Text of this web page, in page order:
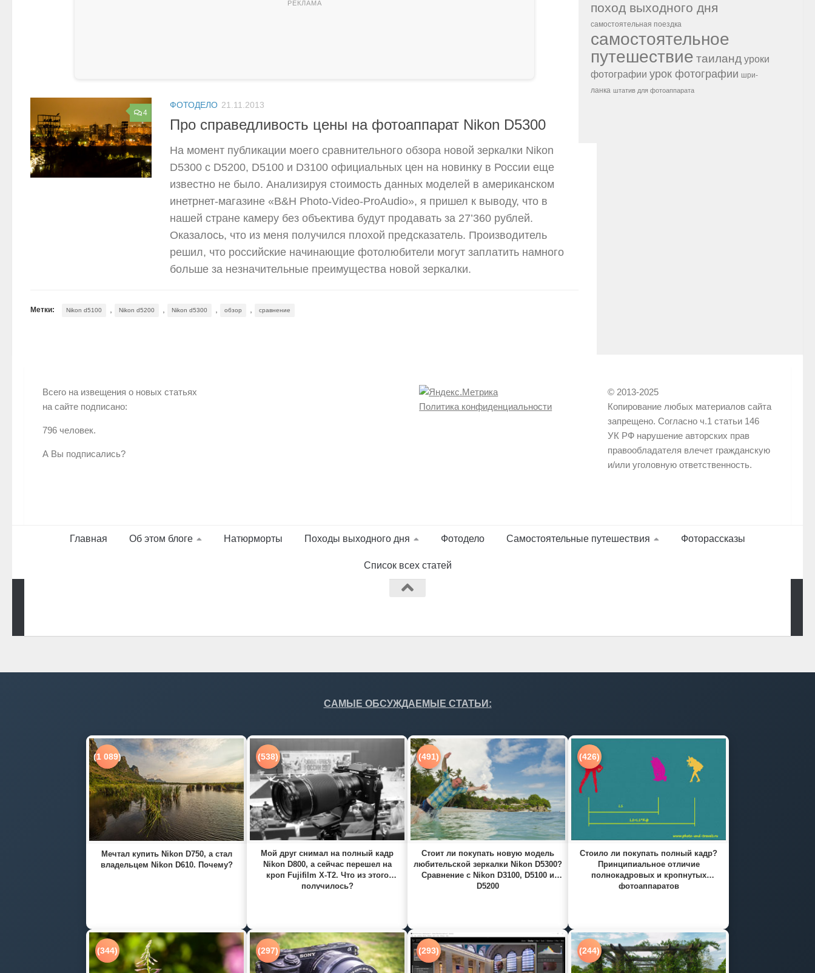
4
ФОТОДЕЛО 21.11.2013
Про справедливость цены на фотоаппарат Nikon D5300
На момент публикации моего сравнительного обзора новой зеркалки Nikon
D5300 c D5200, D5100 и D3100 официальных цен на новинку в России еще
известно не было. Анализируя стоимость данных моделей в американском
инетрнет-магазине «B&H Photo-Video-ProAudio», я пришел к выводу, что в
нашей стране камеру без объектива будут продавать за 27’360 рублей.
Оказалось, что из меня получился плохой предсказатель. Производитель
решил, что российские начинающие фотолюбители могут заплатить намного
больше за незначительные преимущества новой зеркалки.
Метки: Nikon d5100 , Nikon d5200 , Nikon d5300 , обзор , сравнение
поход выходного дня
самостоятельная поездка
самостоятельное
путешествие таиланд уроки
фотографии урок фотографии шри-
ланка штатив для фотоаппарата
Всего на извещения о новых статьях
на сайте подписано:
796 человек.
А Вы подписались?
Политика конфиденциальности
© 2013-2025
Копирование любых материалов сайта
запрещено. Согласно ч.1 статьи 146
УК РФ нарушение авторских прав
правообладателя влечет гражданскую
и/или уголовную ответственность.
Главная Об этом блоге Натюрморты Походы выходного дня Фотодело Самостоятельные путешествия Фоторассказы
Список всех статей
САМЫЕ ОБСУЖДАЕМЫЕ СТАТЬИ:
(1 089)
Мечтал купить Nikon D750, а стал
владельцем Nikon D610. Почему?
(538)
Мой друг снимал на полный кадр
Nikon D800, а сейчас перешел на
кроп Fujifilm X-T2. Что из этого
получилось?
(491)
Стоит ли покупать новую модель
любительской зеркалки Nikon D5300?
Сравнение с Nikon D3100, D5100 и
D5200
(426)
Стоило ли покупать полный кадр?
Принципиальное отличие
полнокадровых и кропнутых
фотоаппаратов
(344) (297) (293) (244)